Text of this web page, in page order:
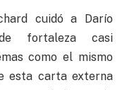
cuidó a Darío
fortaleza casi
como el mismo
esta carta externa